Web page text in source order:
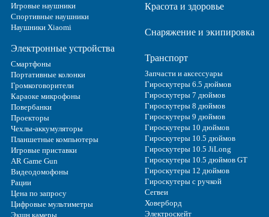
Игровые наушники
Спортивные наушники
Наушники Xiaomi
Электронные устройства
Смартфоны
Портативные колонки
Громкоговорители
Караоке микрофоны
Повербанки
Проекторы
Чехлы-аккумуляторы
Планшетные компьютеры
Игровые приставки
AR Game Gun
Видеодомофоны
Рации
Цена по запросу
Цифровые мультиметры
Экшн камеры
Красота и здоровье
Снаряжение и экипировка
Транспорт
Запчасти и аксессуары
Гироскутеры 6.5 дюймов
Гироскутеры 7 дюймов
Гироскутеры 8 дюймов
Гироскутеры 9 дюймов
Гироскутеры 10 дюймов
Гироскутеры 10.5 дюймов
Гироскутеры 10.5 JiLong
Гироскутеры 10.5 дюймов GT
Гироскутеры 12 дюймов
Гироскутеры с ручкой
Сегвеи
Ховерборд
Электроскейт